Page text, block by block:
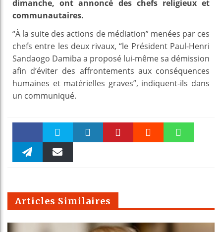
dimanche, ont annoncé des chefs religieux et
communautaires.
“À la suite des actions de médiation” menées par ces
chefs entre les deux rivaux, “le Président Paul-Henri
Sandaogo Damiba a proposé lui-même sa démission
afin d’éviter des affrontements aux conséquences
humaines et matérielles graves”, indiquent-ils dans
un communiqué.
Faceboo Twitter
m
Articles Similaires